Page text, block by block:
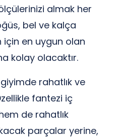
almak her
bel ve kalça
için en uygun olan
kolay olacaktır.
rahatlık ve
fantezi iç
de rahatlık
parçalar yerine,